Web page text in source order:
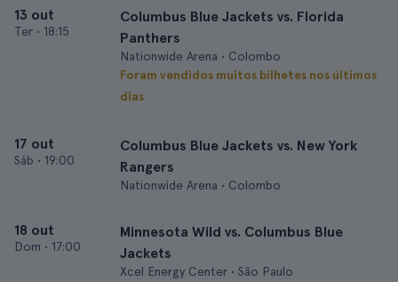
13 out
Ter • 18:15
Columbus Blue Jackets vs. Florida
Panthers
Nationwide Arena • Colombo
Foram vendidos muitos bilhetes nos últimos
dias
17 out
Sáb • 19:00
Columbus Blue Jackets vs. New York
Rangers
Nationwide Arena • Colombo
18 out
Dom • 17:00
Minnesota Wild vs. Columbus Blue
Jackets
Xcel Energy Center • São Paulo